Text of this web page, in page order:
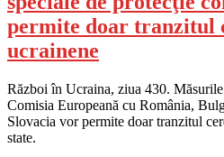
permite doar tranzitul
ucrainene
Război în Ucraina, ziua 430.
Comisia Europeană cu România,
Slovacia vor permite doar tranzitul
state.